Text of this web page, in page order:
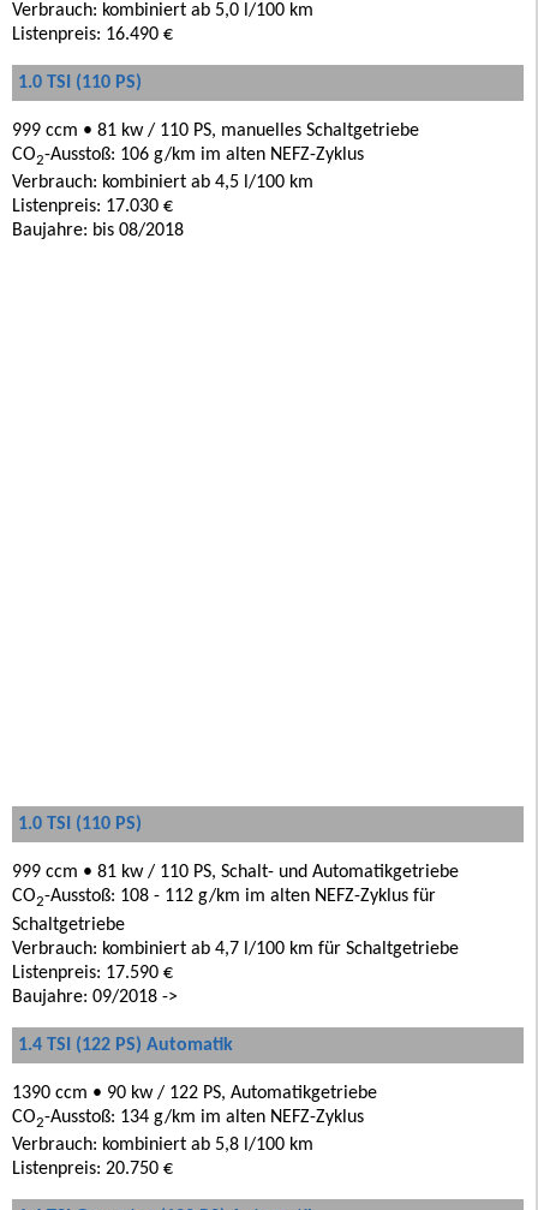
Verbrauch: kombiniert ab 5,0 l/100 km
Listenpreis: 16.490 €
1.0 TSI (110 PS)
999 ccm • 81 kw / 110 PS, manuelles Schaltgetriebe
CO2-Ausstoß: 106 g/km im alten NEFZ-Zyklus
Verbrauch: kombiniert ab 4,5 l/100 km
Listenpreis: 17.030 €
Baujahre: bis 08/2018
1.0 TSI (110 PS)
999 ccm • 81 kw / 110 PS, Schalt- und Automatikgetriebe
CO2-Ausstoß: 108 - 112 g/km im alten NEFZ-Zyklus für
Schaltgetriebe
Verbrauch: kombiniert ab 4,7 l/100 km für Schaltgetriebe
Listenpreis: 17.590 €
Baujahre: 09/2018 ->
1.4 TSI (122 PS) Automatik
1390 ccm • 90 kw / 122 PS, Automatikgetriebe
CO2-Ausstoß: 134 g/km im alten NEFZ-Zyklus
Verbrauch: kombiniert ab 5,8 l/100 km
Listenpreis: 20.750 €